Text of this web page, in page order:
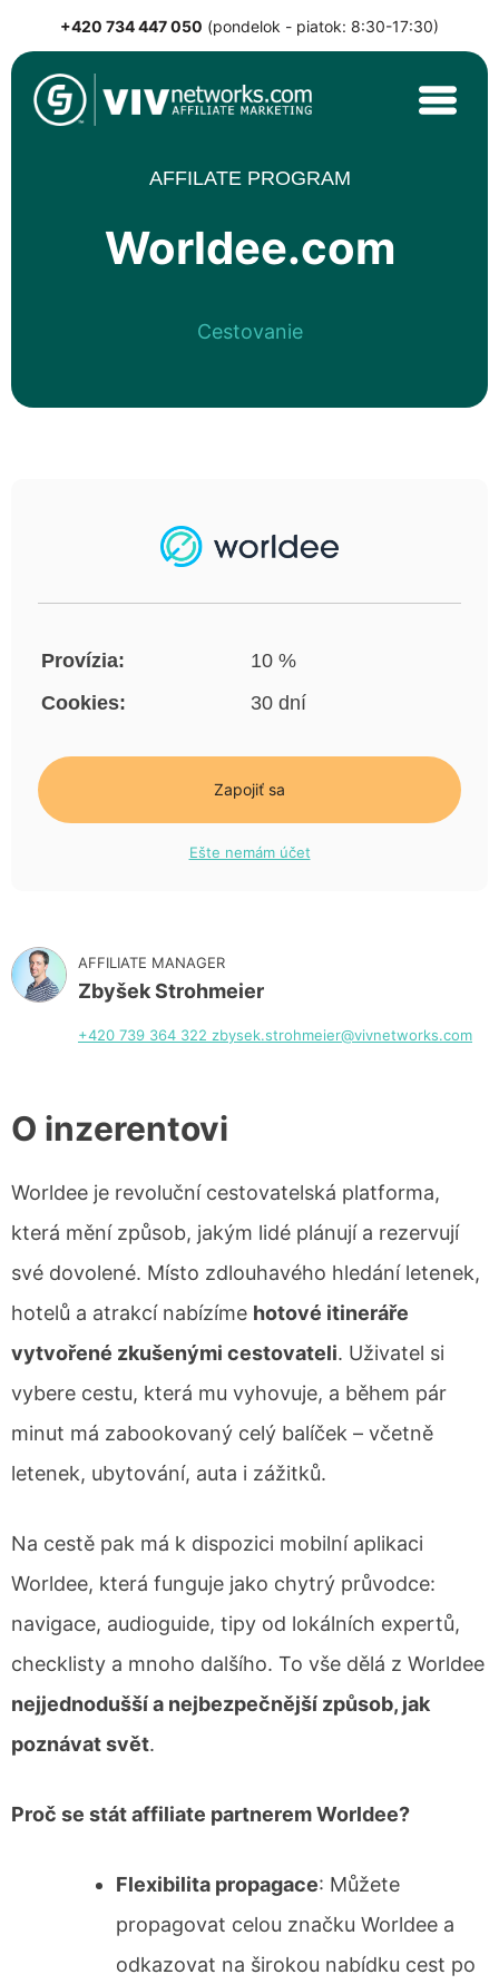
to
content
+420 734 447 050 (pondelok - piatok: 8:30-17:30)
VIVnetworks.com
Nejvýkonnější affiliate síť v CEE
AFFILATE PROGRAM
Worldee.com
Cestovanie
Provízia:
10 %
Cookies:
30 dní
Zapojiť sa
Ešte nemám účet
AFFILIATE MANAGER
Zbyšek Strohmeier
+420 739 364 322 zbysek.strohmeier@vivnetworks.com
O inzerentovi
Worldee je revoluční cestovatelská platforma,
která mění způsob, jakým lidé plánují a rezervují
své dovolené. Místo zdlouhavého hledání letenek,
hotelů a atrakcí nabízíme hotové itineráře
vytvořené zkušenými cestovateli. Uživatel si
vybere cestu, která mu vyhovuje, a během pár
minut má zabookovaný celý balíček – včetně
letenek, ubytování, auta i zážitků.
Na cestě pak má k dispozici mobilní aplikaci
Worldee, která funguje jako chytrý průvodce:
navigace, audioguide, tipy od lokálních expertů,
checklisty a mnoho dalšího. To vše dělá z Worldee
nejjednodušší a nejbezpečnější způsob, jak
poznávat svět.
Proč se stát affiliate partnerem Worldee?
Flexibilita propagace: Můžete
propagovat celou značku Worldee a
odkazovat na širokou nabídku cest po